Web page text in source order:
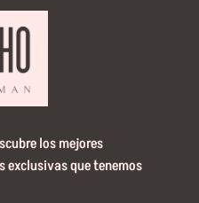
los mejores
exclusivas que tenemos